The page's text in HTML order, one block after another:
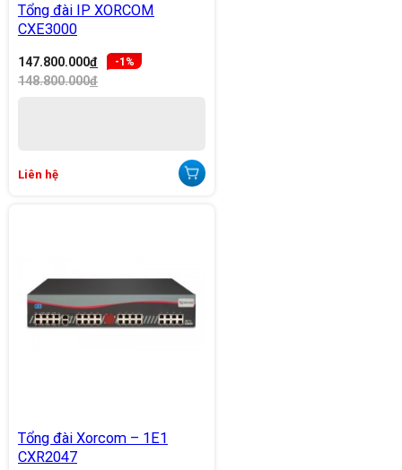
Tổng đài IP XORCOM
CXE3000
147.800.000đ -1%
148.800.000đ
Liên hệ
Tổng đài Xorcom – 1E1
CXR2047